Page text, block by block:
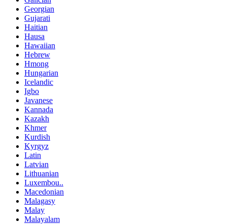
Georgian
Gujarati
Haitian
Hausa
Hawaiian
Hebrew
Hmong
Hungarian
Icelandic
Igbo
Javanese
Kannada
Kazakh
Khmer
Kurdish
Kyrgyz
Latin
Latvian
Lithuanian
Luxembou..
Macedonian
Malagasy
Malay
Malayalam